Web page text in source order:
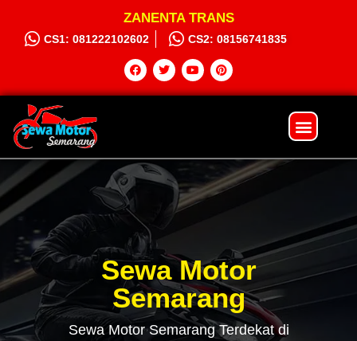
ZANENTA TRANS
CS1: 081222102602 CS2: 08156741835
Sewa Motor
Semarang
Sewa Motor Semarang Terdekat di